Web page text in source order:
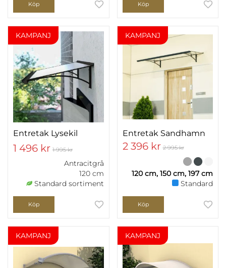
Köp Köp
KAMPANJ
Entretak Lysekil
1 496 kr 1 995 kr
Antracitgrå
120 cm
Standard sortiment
Köp
KAMPANJ
Entretak Sandhamn
2 396 kr 2 995 kr
120 cm, 150 cm, 197 cm
Standard
Köp
KAMPANJ KAMPANJ